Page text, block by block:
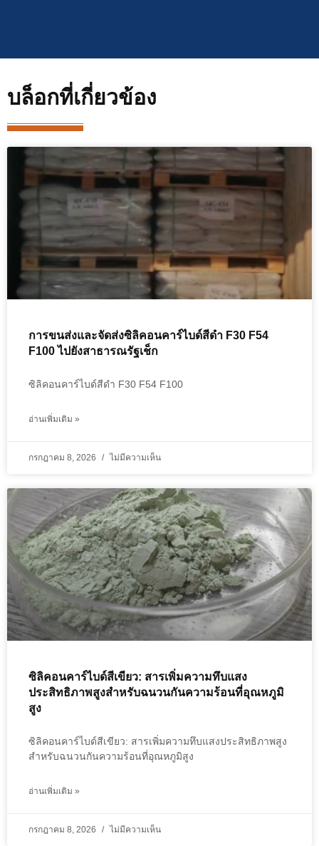
บล็อกที่เกี่ยวข้อง
การขนส่งและจัดส่งซิลิคอนคาร์ไบด์สีดำ F30 F54
F100 ไปยังสาธารณรัฐเช็ก
ซิลิคอนคาร์ไบด์สีดำ F30 F54 F100
อ่านเพิ่มเติม »
กรกฎาคม 8, 2026 ไม่มีความเห็น
ซิลิคอนคาร์ไบด์สีเขียว: สารเพิ่มความทึบแสง
ประสิทธิภาพสูงสำหรับฉนวนกันความร้อนที่อุณหภูมิ
สูง
ซิลิคอนคาร์ไบด์สีเขียว: สารเพิ่มความทึบแสงประสิทธิภาพสูง
สำหรับฉนวนกันความร้อนที่อุณหภูมิสูง
อ่านเพิ่มเติม »
กรกฎาคม 8, 2026 ไม่มีความเห็น